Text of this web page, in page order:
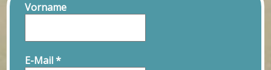
Vorname
E-Mail*